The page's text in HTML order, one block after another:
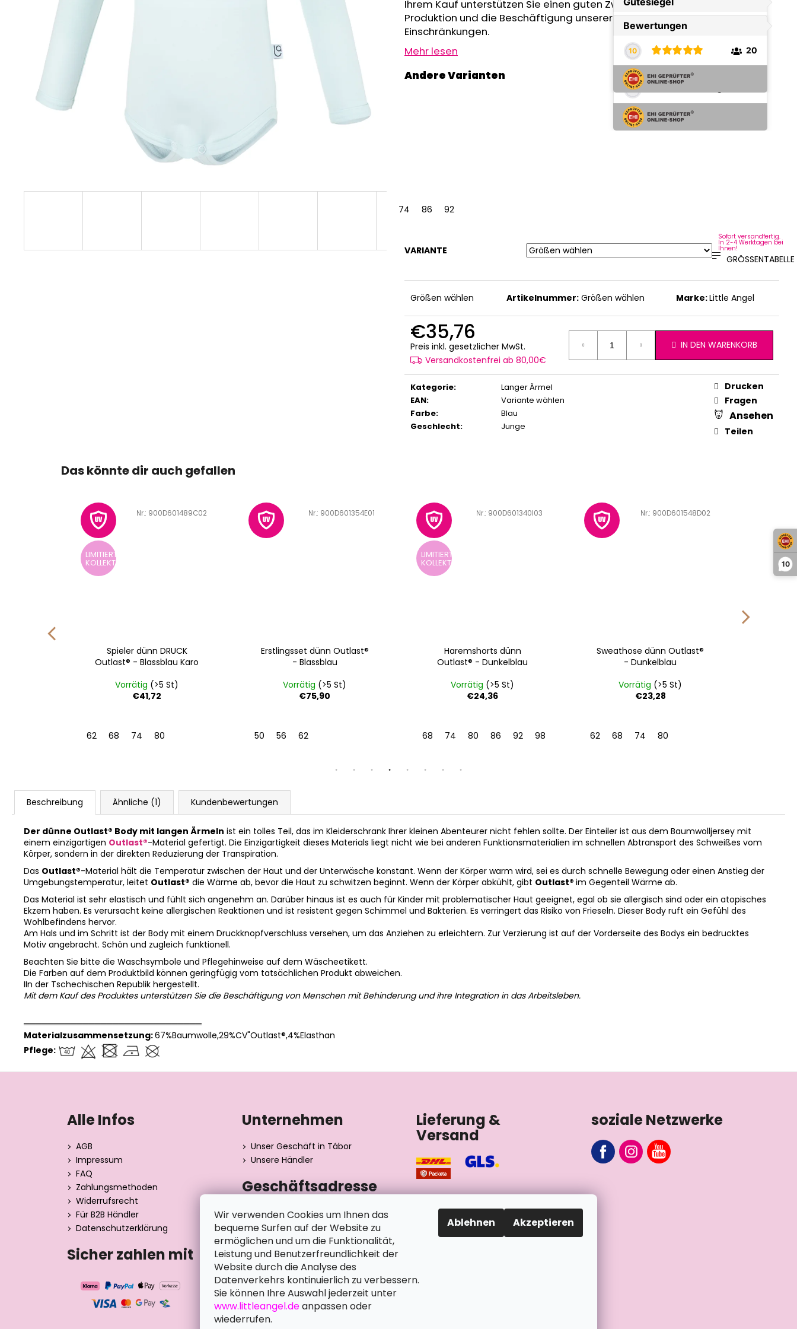
10
Wir verwenden Cookies um Ihnen das
bequeme Surfen auf der Website zu
ermöglichen und um die Funktionalität,
Leistung und Benutzerfreundlichkeit der
Website durch die Analyse des
Datenverkehrs kontinuierlich zu verbessern.
Sie können Ihre Auswahl jederzeit unter
www.littleangel.deanpassen oder
wiederrufen.
Ablehnen Akzeptieren
Ihrem Kauf unterstützen Sie einen guten Zweck – die tschechische
Produktion und die Beschäftigung unserer Kollegen mit gesundheitlichen
Einschränkungen.
Mehr lesen
74 86 92
VARIANTE
Sofort versandfertig.
In 2-4 Werktagen bei
Ihnen!
GRÖSSENTABELLE
Größen wählen Artikelnummer: Größen wählen Marke:Little Angel
€35,76
Preis inkl. gesetzlicher MwSt.
Versandkostenfrei ab 80,00€
IN DEN WARENKORB
Kategorie:
Langer Ärmel
EAN:
Variante wählen
Farbe:
Blau
Geschlecht: Junge
Drucken
Fragen
Ansehen
Teilen
Das könnte dir auch gefallen
LIMITIERTE
KOLLEKTION
Spieler dünn DRUCK
Outlast® - Blassblau Karo
Vorrätig (>5 St)
€41,72
62 68 74 80
Art.-Nr.: 900D601489C02
Erstlingsset dünn Outlast®
- Blassblau
Vorrätig (>5 St)
€75,90
50 56 62
Art.-Nr.: 900D601354E01
LIMITIERTE
KOLLEKTION
Haremshorts dünn
Outlast® - Dunkelblau
Vorrätig (>5 St)
€24,36
68 74 80 86 92 98
Art.-Nr.: 900D601340I03
Sweathose dünn Outlast®
- Dunkelblau
Vorrätig (>5 St)
€23,28
62 68 74 80
Art.-Nr.: 900D601548D02
Beschreibung Ähnliche (1) Kundenbewertungen
Der dünne Outlast® Body mit langen Ärmeln ist ein tolles Teil, das im Kleiderschrank Ihrer kleinen Abenteurer nicht fehlen sollte. Der Einteiler ist aus dem Baumwolljersey mit
einem einzigartigen Outlast®-Material gefertigt. Die Einzigartigkeit dieses Materials liegt nicht wie bei anderen Funktionsmaterialien im schnellen Abtransport des Schweißes vom
Körper, sondern in der direkten Reduzierung der Transpiration.
Das Outlast®-Material hält die Temperatur zwischen der Haut und der Unterwäsche konstant. Wenn der Körper warm wird, sei es durch schnelle Bewegung oder einen Anstieg der
Umgebungstemperatur, leitet Outlast® die Wärme ab, bevor die Haut zu schwitzen beginnt. Wenn der Körper abkühlt, gibt Outlast® im Gegenteil Wärme ab.
Das Material ist sehr elastisch und fühlt sich angenehm an. Darüber hinaus ist es auch für Kinder mit problematischer Haut geeignet, egal ob sie allergisch sind oder ein atopisches
Ekzem haben. Es verursacht keine allergischen Reaktionen und ist resistent gegen Schimmel und Bakterien. Es verringert das Risiko von Frieseln. Dieser Body ruft ein Gefühl des
Wohlbefindens hervor.
Am Hals und im Schritt ist der Body mit einem Druckknopfverschluss versehen, um das Anziehen zu erleichtern. Zur Verzierung ist auf der Vorderseite des Bodys ein bedrucktes
Motiv angebracht. Schön und zugleich funktionell.
Beachten Sie bitte die Waschsymbole und Pflegehinweise auf dem Wäscheetikett.
Die Farben auf dem Produktbild können geringfügig vom tatsächlichen Produkt abweichen.
IIn der Tschechischen Republik hergestellt.
Mit dem Kauf des Produktes unterstützen Sie die Beschäftigung von Menschen mit Behinderung und ihre Integration in das Arbeitsleben.
══════════════════════════════
Materialzusammensetzung:67%Baumwolle,29%CV"Outlast®,4%Elasthan
Pflege:
€27,08
€32,50
€24,90
Alle Infos
AGB
Impressum
FAQ
Zahlungsmethoden
Widerrufsrecht
Für B2B Händler
Datenschutzerklärung
Sicher zahlen mit
Unternehmen
Unser Geschäft in Tábor
Unsere Händler
Geschäftsadresse
Dita výrobní družstvo invalidů
Stránského 2510/1
390 02 Tábor
Tschechische Republik
Lieferung &
Versand
soziale Netzwerke